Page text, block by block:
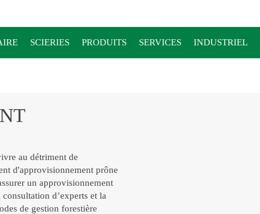
SCIERIES PRODUITS SERVICES INDUSTRIEL
au détriment de
d'approvisionnement prône
un approvisionnement
d’experts et la
de gestion forestière